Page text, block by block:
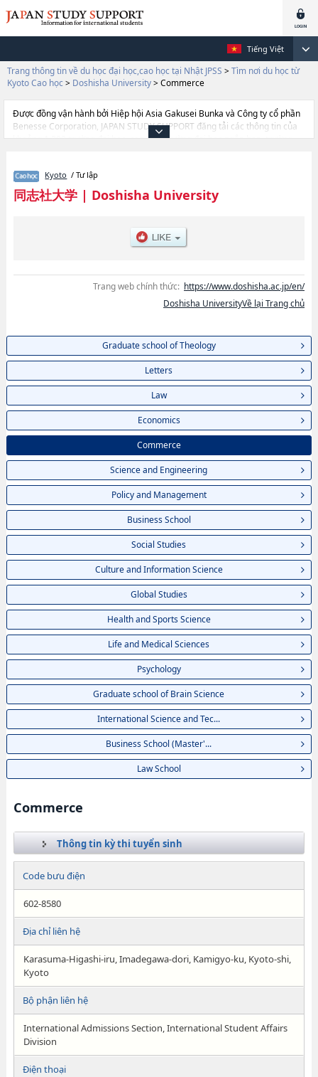
Tiếng Việt
Trang thông tin về du học đại học,cao học tại Nhật JPSS > Tìm nơi du học từ
Kyoto Cao học > Doshisha University> Commerce
Được đồng vận hành bởi Hiệp hội Asia Gakusei Bunka và Công ty cổ phần
Benesse Corporation, JAPAN STUDY SUPPORT đăng tải các thông tin của
khoảng 1.300 trường đại học, cao học, trường đại học ngắn hạn, trường
cần thiết dành cho du học sinh, như là về các Graduate school of
TheologyhoặcLettershoặcLawhoặcEconomicshoặcCommercehoặcScience
and EngineeringhoặcPolicy and ManagementhoặcBusiness
StudieshoặcHealth and Sports SciencehoặcLife and Medical
ScienceshoặcPsychologyhoặcGraduate school of Brain
Studies)hoặcLaw School, thông tin về từng khoa nghiên cứu, thông tin liên
quan đến thi tuyển như số lượng tuyển sinh, số lượng trúng tuyển, cở sở
trang thiết bị, hướng dẫn địa điểm v.v...
Kyoto / Tư lập
同志社大学| Doshisha University
Trang web chính thức: https://www.doshisha.ac.jp/en/
Doshisha UniversityVề lại Trang chủ
Graduate school of Theology
Letters
Law
Economics
Commerce
Science and Engineering
Policy and Management
Business School
Social Studies
Culture and Information Science
Global Studies
Health and Sports Science
Life and Medical Sciences
Psychology
Graduate school of Brain Science
International Science and Tec...
Business School (Master'...
Law School
Commerce
Thông tin kỳ thi tuyển sinh
Code bưu điện
602-8580
Địa chỉ liên hệ
Karasuma-Higashi-iru, Imadegawa-dori, Kamigyo-ku, Kyoto-shi,
Kyoto
Bộ phận liên hệ
International Admissions Section, International Student Affairs
Division
Điện thoại